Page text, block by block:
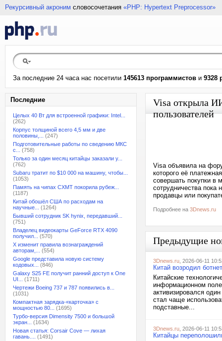
Рекурсивный акроним словосочетания «PHP: Hypertext Preprocessor»
За последние 24 часа нас посетили 145613 программистов и 9328
Последние
Целых 40 Вт для встроенной графики: Intel...
(262)
Корпус толщиной всего 4,5 мм и две
половины,...
(247)
Подготовительные работы по сведению МКС
с...
(758)
Только за один месяц китайцы заказали у...
(762)
Subaru тратит по $10 000 на машину, чтобы...
(1053)
Память на чипах CXMT покорила рубеж...
(1187)
Китай обошёл США по расходам на
научные...
(1264)
Бывший сотрудник SK hynix, передавший...
(751)
Владелец видеокарты GeForce RTX 4090
получил...
(570)
X изменит правила вознаграждений
авторам,...
(554)
Google представила новую систему
кодовых...
(846)
Galaxy S25 FE получит ранний доступ к One
UI...
(1711)
Чертежи Boeing 737 и 787 появились в...
(1031)
Компактная зарядка-«карточка» с
мощностью 80...
(1695)
Турбо-версия Dimensity 7500 и большой
экран...
(1634)
Новая статья: Corsair Cove — лихая
гавань....
(1491)
Visa открыла
пользователей
Visa объявила на
которого её
совершать покупки в
сотрудничества пока
продавцы или
Подробнее на 3Dnews.ru
Предыдущие
3Dnews.ru , 2026-06-11
Китай возродил
Китайские
информационном
активизировался
стал чаще
подставные...
3Dnews.ru , 2026-06-11
Китайцы